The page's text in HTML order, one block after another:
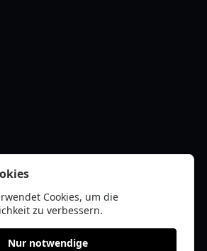
Cookies, um die
zu verbessern.
Nur notwendige